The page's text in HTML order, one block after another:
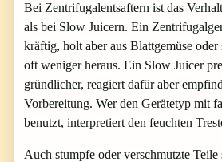
Bei Zentrifugalentsaftern ist das
als bei Slow Juicern. Ein
kräftig, holt aber aus Blattgemüse
oft weniger heraus. Ein Slow Juicer
gründlicher, reagiert dafür aber
Vorbereitung. Wer den Gerätetyp mit
benutzt, interpretiert den feuchten
Auch stumpfe oder verschmutzte